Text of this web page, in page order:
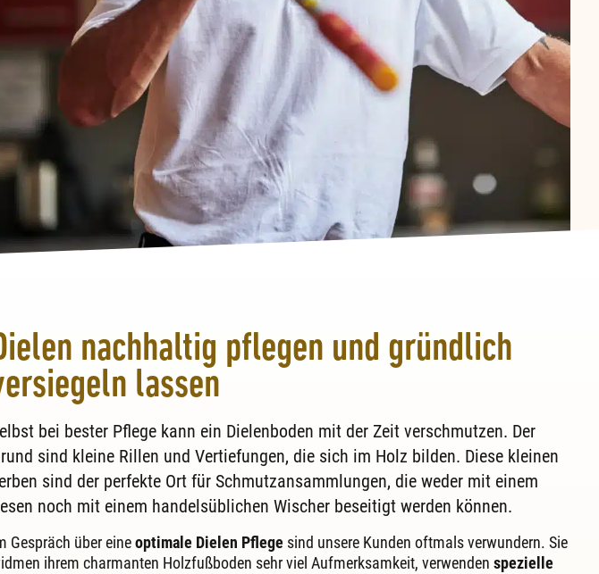
nachhaltig pflegen und gründlich
lassen
bei bester Pflege kann ein Dielenboden mit der Zeit verschmutzen. Der
sind kleine Rillen und Vertiefungen, die sich im Holz bilden. Diese kleinen
sind der perfekte Ort für Schmutzansammlungen, die weder mit einem
noch mit einem handelsüblichen Wischer beseitigt werden können.
Gespräch über eineoptimale Dielen Pflege sind unsere Kunden oftmals verwundern. Sie
ihrem charmanten Holzfußboden sehr viel Aufmerksamkeit, verwendenspezielle